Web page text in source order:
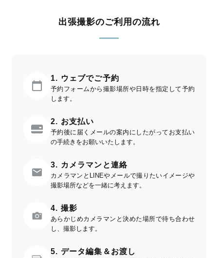
出張撮影のご利用の流れ
1. ウェブでご予約
予約フォームから撮影場所や日時を指定して予約
します。
2. お支払い
予約後に届くメールの案内にしたがってお支払い
の手続きをお願いいたします。
3. カメラマンと連絡
カメラマンとLINEやメールで撮りたいイメージや
撮影場所などを一緒に考えます。
4. 撮影
あらかじめカメラマンと決めた場所で待ち合わせ
し、撮影します。
5. データ編集＆お渡し